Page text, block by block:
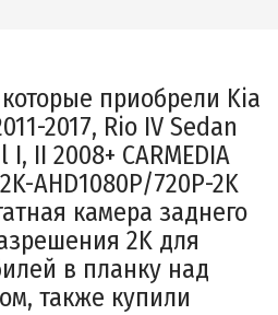
приобрели Kia
2017, Rio IV Sedan
I, II 2008+ CARMEDIA
AHD1080P/720P-2K
камера заднего
2K для
в планку над
также купили